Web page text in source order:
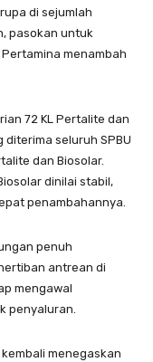
di sejumlah
pasokan untuk
menambah
72 KL Pertalite dan
diterima seluruh SPBU
dan Biosolar.
dinilai stabil,
penambahannya.
penuh
antrean di
mengawal
penyaluran.
menegaskan